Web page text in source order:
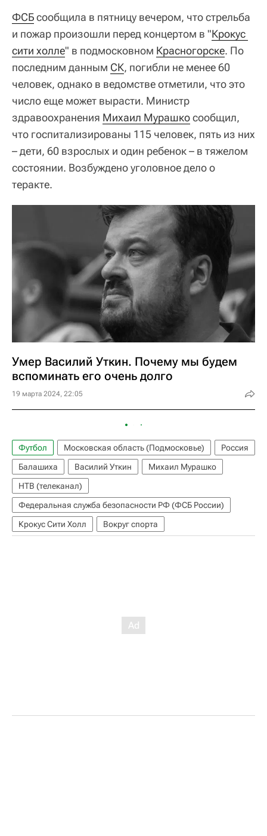
ФСБсообщила в пятницу вечером, что стрельба
и пожар произошли перед концертом в "Крокус
сити холле" в подмосковном Красногорске. По
последним данным СК, погибли не менее 60
человек, однако в ведомстве отметили, что это
число еще может вырасти. Министр
здравоохранения Михаил Мурашкосообщил,
что госпитализированы 115 человек, пять из них
– дети, 60 взрослых и один ребенок – в тяжелом
состоянии. Возбуждено уголовное дело о
теракте.
Умер Василий Уткин. Почему мы будем
вспоминать его очень долго
19 марта 2024, 22:05
Футбол Московская область (Подмосковье)
Россия
Балашиха
Василий Уткин
Михаил Мурашко
НТВ (телеканал)
Федеральная служба безопасности РФ (ФСБ России)
Крокус Сити Холл
Вокруг спорта